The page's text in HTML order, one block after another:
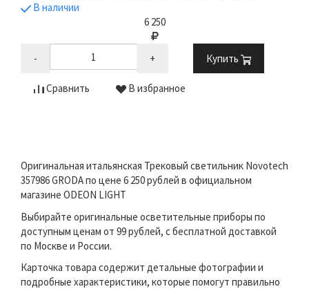
В наличии
6 250
- + Купить
Сравнить В избранное
Оригинальная итальянская Трековый светильник Novotech
357986 GRODA по цене 6 250 рублей в официальном
магазине ODEON LIGHT
Выбирайте оригинальные осветительные приборы по
доступным ценам от 99 рублей, с бесплатной доставкой
по Москве и России.
Карточка товара содержит детальные фотографии и
подробные характеристики, которые помогут правильно